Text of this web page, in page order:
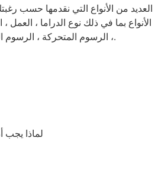
العديد من الأنواع التي نقدمها حسب
الأنواع بما في ذلك نوع الدراما ، العمل
، الرسوم المتحركة ، الرسوم المتحركة وغيرها الكثير.
لماذا يجب